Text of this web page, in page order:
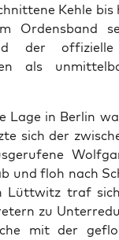
Kehle
Ordens­band
der offizielle
als
Lage in Berlin
sich der
und floh nach
Lüt­twitz traf
zu
mit der